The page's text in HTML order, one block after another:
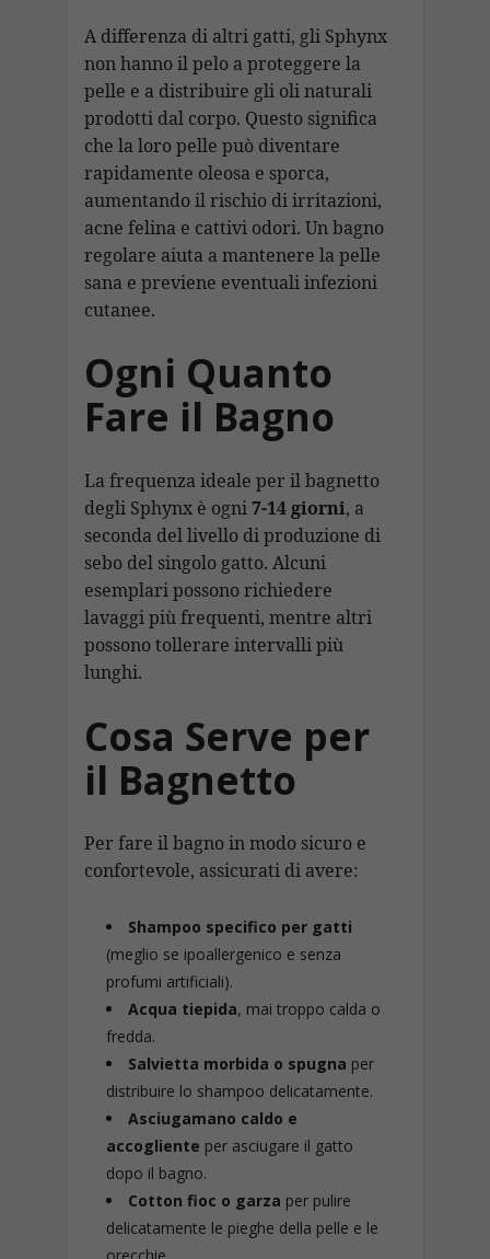
A differenza di altri gatti, gli Sphynx
non hanno il pelo a proteggere la
pelle e a distribuire gli oli naturali
prodotti dal corpo. Questo significa
che la loro pelle può diventare
rapidamente oleosa e sporca,
aumentando il rischio di irritazioni,
acne felina e cattivi odori. Un bagno
regolare aiuta a mantenere la pelle
sana e previene eventuali infezioni
cutanee.
Ogni Quanto
Fare il Bagno
La frequenza ideale per il bagnetto
degli Sphynx è ogni7-14 giorni, a
seconda del livello di produzione di
sebo del singolo gatto. Alcuni
esemplari possono richiedere
lavaggi più frequenti, mentre altri
possono tollerare intervalli più
lunghi.
Cosa Serve per
il Bagnetto
Per fare il bagno in modo sicuro e
confortevole, assicurati di avere:
Shampoo specifico per gatti
(meglio se ipoallergenico e senza
profumi artificiali).
Acqua tiepida, mai troppo calda o
fredda.
Salvietta morbida o spugna per
distribuire lo shampoo delicatamente.
Asciugamano caldo e
accogliente per asciugare il gatto
dopo il bagno.
Cotton fioc o garza per pulire
delicatamente le pieghe della pelle e le